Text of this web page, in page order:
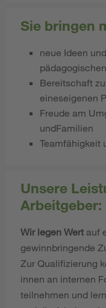
Sie bringen
neue Ideen
Bereitschaft
eineseigenen
Freude am
undFamilien
Teamfähigkeit
Unsere
Arbeitgeber:
Wir legen Wert auf
gewinnbringende
Zur Qualifizierung
innen an internen
teilnehmen und